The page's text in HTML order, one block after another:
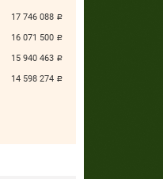
17 746 088 руб.
16 071 500 руб.
15 940 463 руб.
14 598 274 руб.